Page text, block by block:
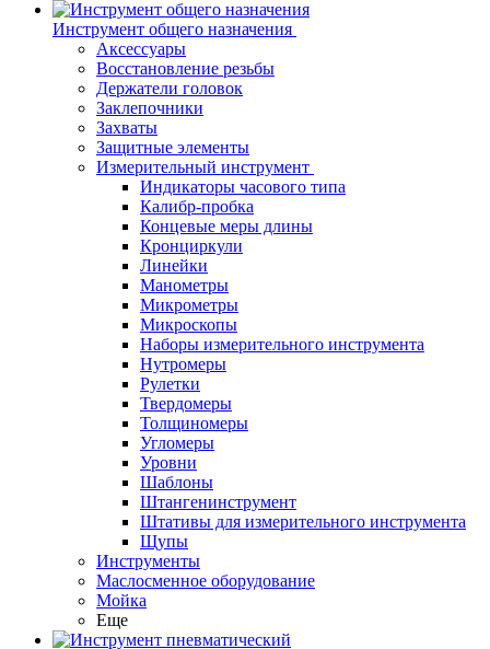
Инструмент общего назначения
Аксессуары
Восстановление резьбы
Держатели головок
Заклепочники
Захваты
Защитные элементы
Измерительный инструмент
Индикаторы часового типа
Калибр-пробка
Концевые меры длины
Кронциркули
Линейки
Манометры
Микрометры
Микроскопы
Наборы измерительного инструмента
Нутромеры
Рулетки
Твердомеры
Толщиномеры
Угломеры
Уровни
Шаблоны
Штангенинструмент
Штативы для измерительного инструмента
Щупы
Инструменты
Маслосменное оборудование
Мойка
Еще